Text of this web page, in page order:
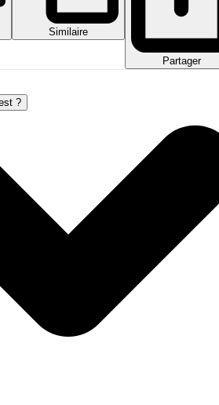
Similaire
Partager
?